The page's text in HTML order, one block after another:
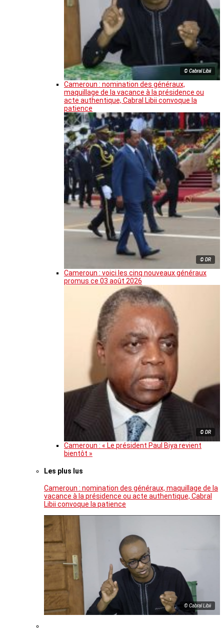
© Cabral Libii
Cameroun : nomination des généraux,
maquillage de la vacance à la présidence ou
acte authentique, Cabral Libii convoque la
patience
© DR
Cameroun : voici les cinq nouveaux généraux
promus ce 03 août 2026
© DR
Cameroun : « Le président Paul Biya revient
bientôt »
Les plus lus
Cameroun : nomination des généraux, maquillage de la
vacance à la présidence ou acte authentique, Cabral
Libii convoque la patience
© Cabral Libii